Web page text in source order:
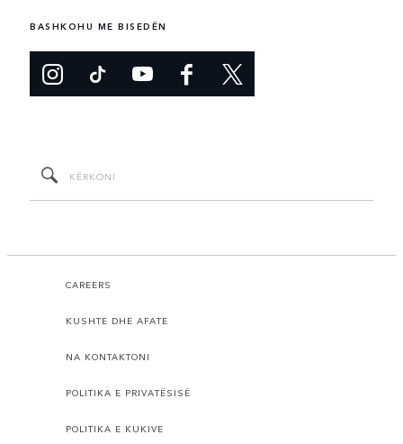
BASHKOHU ME BISEDËN
CAREERS
KUSHTE DHE AFATE
NA KONTAKTONI
POLITIKA E PRIVATËSISË
POLITIKA E KUKIVE